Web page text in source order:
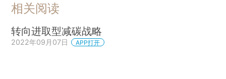
相关阅读
转向进取型减碳战略
2022年09月07日 APP打开